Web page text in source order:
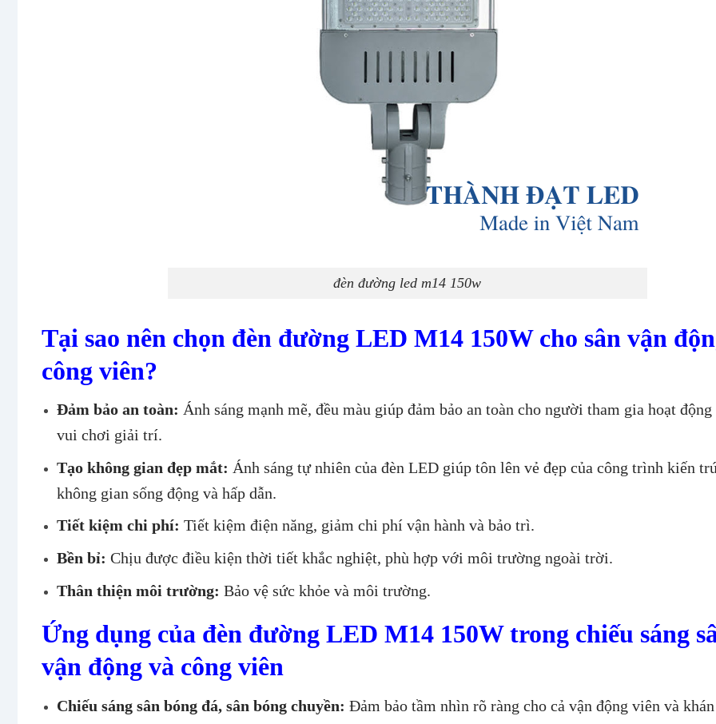
đèn đường led m14 150w
Tại sao nên chọn đèn đường LED M14 150W cho sân vận
công viên?
Đảm bảo an toàn: Ánh sáng mạnh mẽ, đều màu giúp đảm bảo an toàn cho người tham gia hoạt động
vui chơi giải trí.
Tạo không gian đẹp mắt: Ánh sáng tự nhiên của đèn LED giúp tôn lên vẻ đẹp của công trình kiến
không gian sống động và hấp dẫn.
Tiết kiệm chi phí: Tiết kiệm điện năng, giảm chi phí vận hành và bảo trì.
Bền bỉ: Chịu được điều kiện thời tiết khắc nghiệt, phù hợp với môi trường ngoài trời.
Thân thiện môi trường: Bảo vệ sức khỏe và môi trường.
Ứng dụng của đèn đường LED M14 150W trong chiếu sáng
vận động và công viên
Chiếu sáng sân bóng đá, sân bóng chuyền: Đảm bảo tầm nhìn rõ ràng cho cả vận động viên và